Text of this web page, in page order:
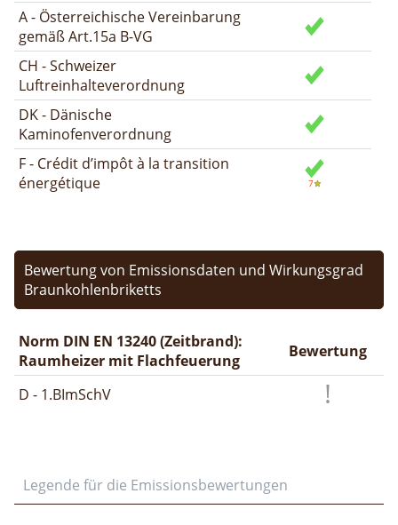
A - Österreichische Vereinbarung
gemäß Art.15a B-VG
CH - Schweizer
Luftreinhalteverordnung
DK - Dänische
Kaminofenverordnung
F - Crédit d’impôt à la transition
énergétique
Bewertung von Emissionsdaten und Wirkungsgrad
Braunkohlenbriketts
Norm DIN EN 13240 (Zeitbrand):
Raumheizer mit Flachfeuerung
Bewertung
D - 1.BImSchV
Legende für die Emissionsbewertungen